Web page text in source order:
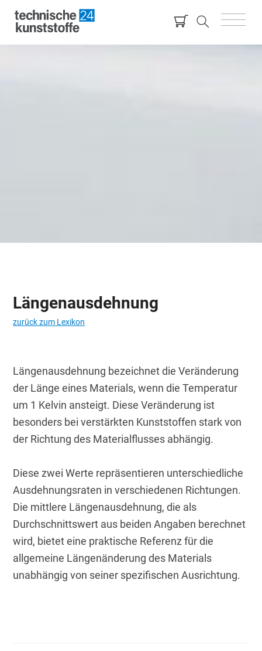
Längenausdehnung
zurück zum Lexikon
Längenausdehnung bezeichnet die Veränderung
der Länge eines Materials, wenn die Temperatur
um 1 Kelvin ansteigt. Diese Veränderung ist
besonders bei verstärkten Kunststoffen stark von
der Richtung des Materialflusses abhängig.
Diese zwei Werte repräsentieren unterschiedliche
Ausdehnungsraten in verschiedenen Richtungen.
Die mittlere Längenausdehnung, die als
Durchschnittswert aus beiden Angaben berechnet
wird, bietet eine praktische Referenz für die
allgemeine Längenänderung des Materials
unabhängig von seiner spezifischen Ausrichtung.